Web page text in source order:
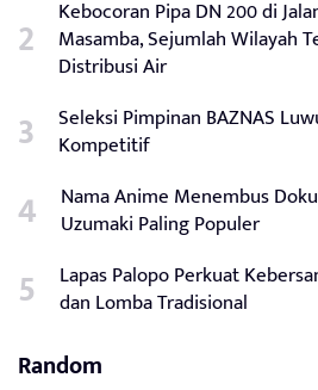
Kebocoran Pipa DN 200 di
Masamba, Sejumlah Wilayah
Distribusi Air
Seleksi Pimpinan BAZNAS
Kompetitif
Nama Anime Menembus
Uzumaki Paling Populer
Lapas Palopo Perkuat
dan Lomba Tradisional
Random